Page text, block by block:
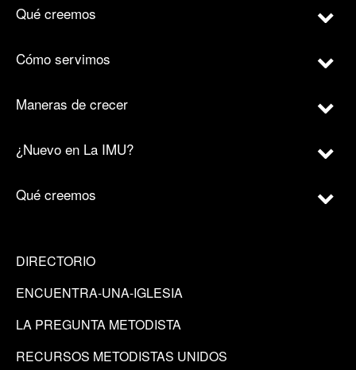
Qué creemos
Cómo servimos
Maneras de crecer
¿Nuevo en La IMU?
Qué creemos
DIRECTORIO
ENCUENTRA-UNA-IGLESIA
LA PREGUNTA METODISTA
RECURSOS METODISTAS UNIDOS